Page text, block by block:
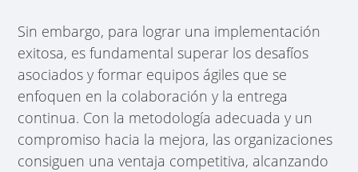
Sin embargo, para lograr una implementación
exitosa, es fundamental superar los desafíos
asociados y formar equipos ágiles que se
enfoquen en la colaboración y la entrega
continua. Con la metodología adecuada y un
compromiso hacia la mejora, las organizaciones
consiguen una ventaja competitiva, alcanzando